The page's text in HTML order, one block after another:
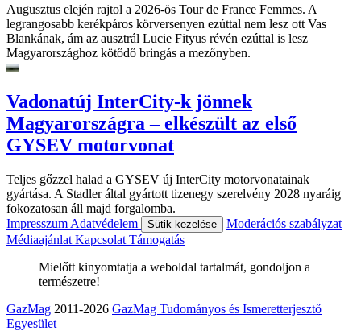
Augusztus elején rajtol a 2026-ös Tour de France Femmes. A
legrangosabb kerékpáros körversenyen ezúttal nem lesz ott Vas
Blankának, ám az ausztrál Lucie Fityus révén ezúttal is lesz
Magyarországhoz kötődő bringás a mezőnyben.
Vadonatúj InterCity-k jönnek
Magyarországra – elkészült az első
GYSEV motorvonat
Teljes gőzzel halad a GYSEV új InterCity motorvonatainak
gyártása. A Stadler által gyártott tizenegy szerelvény 2028 nyaráig
fokozatosan áll majd forgalomba.
Impresszum Adatvédelem Sütik kezelése
Moderációs szabályzat
Médiaajánlat Kapcsolat Támogatás
Mielőtt kinyomtatja a weboldal tartalmát, gondoljon a
természetre!
GazMag 2011-2026 GazMag Tudományos és Ismeretterjesztő
Egyesület